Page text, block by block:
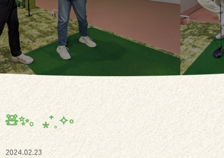
🧸✨。⁎⁺˳✧༚
2024.02.23